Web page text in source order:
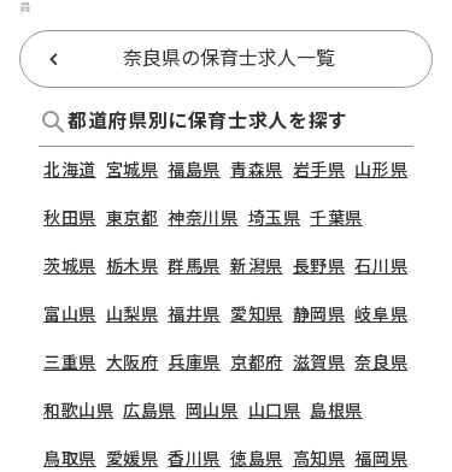
員
奈良県の保育士求人一覧
都道府県別に保育士求人を探す
北海道 宮城県 福島県 青森県 岩手県 山形県
秋田県 東京都 神奈川県 埼玉県 千葉県
茨城県 栃木県 群馬県 新潟県 長野県 石川県
富山県 山梨県 福井県 愛知県 静岡県 岐阜県
三重県 大阪府 兵庫県 京都府 滋賀県 奈良県
和歌山県 広島県 岡山県 山口県 島根県
鳥取県 愛媛県 香川県 徳島県 高知県 福岡県